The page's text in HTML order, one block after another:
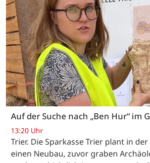
Auf der Suche nach „Ben Hur“ im
13:20 Uhr
Trier. Die Sparkasse Trier plant in
einen Neubau, zuvor graben